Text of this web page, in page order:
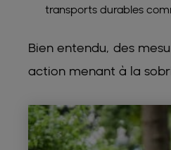
transports durables
Bien entendu, des
action menant à la